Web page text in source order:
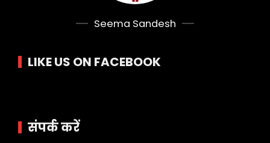
Seema Sandesh
LIKE US ON FACEBOOK
संपर्क करें